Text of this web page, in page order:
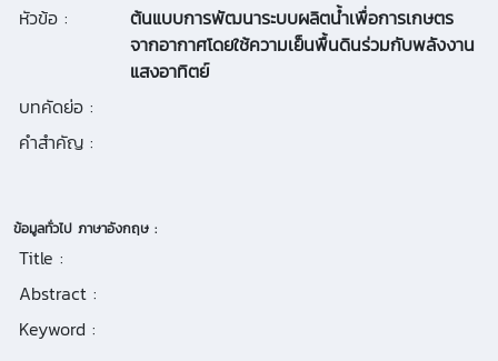
หัวข้อ :
ต้นแบบการพัฒนาระบบผลิตน้ำเพื่อการเกษตร
จากอากาศโดยใช้ความเย็นพื้นดินร่วมกับพลังงาน
แสงอาทิตย์
บทคัดย่อ :
คำสำคัญ :
ข้อมูลทั่วไป ภาษาอังกฤษ :
Title :
Abstract :
Keyword :